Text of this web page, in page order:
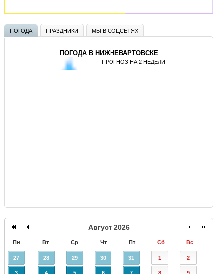
ПОГОДА ПРАЗДНИКИ МЫ В СОЦСЕТЯХ
ПОГОДА В НИЖНЕВАРТОВСКЕ
ПРОГНОЗ НА 2 НЕДЕЛИ
Август 2026
Пн Вт Ср Чт Пт Сб Вс
27 28 29 30 31 1 2
3 4 5 6 7 8 9